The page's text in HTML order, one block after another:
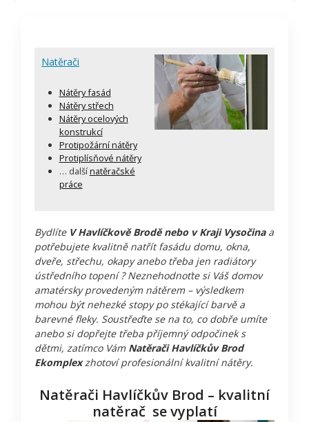
Natěrači
Nátěry fasád
Nátěry střech
Nátěry ocelových
konstrukcí
Protipožární nátěry
Protiplísňové nátěry
… dalšínatěračské
práce
Bydlíte V Havlíčkově Brodě nebo v Kraji Vysočinaa
potřebujete kvalitně natřít fasádu domu, okna,
dveře, střechu, okapy anebo třeba jen radiátory
ústředního topení ? Neznehodnoťte si Váš domov
amatérsky provedeným nátěrem – výsledkem
mohou být nehezké stopy po stékající barvě a
barevné fleky. Soustřeďte se na to, co dobře umíte
anebo si dopřejte třeba příjemný odpočinek s
dětmi, zatímco Vám Natěrači Havlíčkův Brod
Ekomplexzhotoví profesionální kvalitní nátěry.
Natěrači Havlíčkův Brod – kvalitní
natěrač se vyplatí